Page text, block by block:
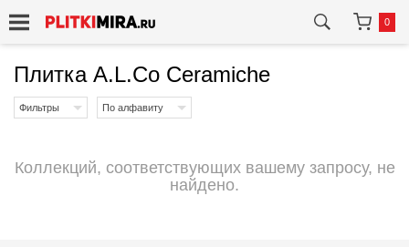
0
Плитка A.L.Co Ceramiche
Фильтры По алфавиту
Коллекций, соответствующих вашему запросу, не
найдено.